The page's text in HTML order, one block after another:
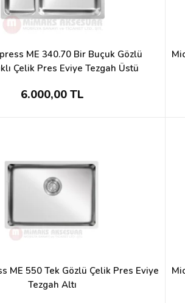
ME 340.70 Bir Buçuk Gözlü
Çelik Pres Eviye Tezgah Üstü
6.000,00 TL
ME 550 Tek Gözlü Çelik Pres Eviye
Tezgah Altı